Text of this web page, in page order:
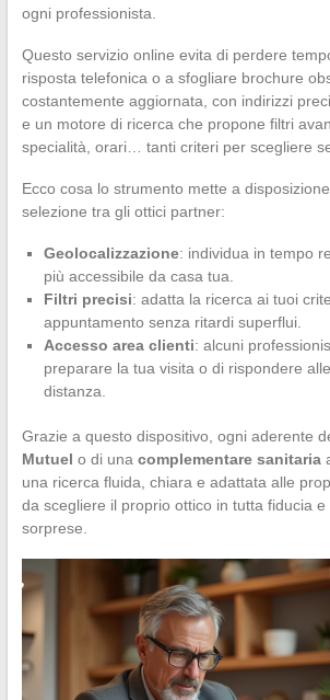
ogni professionista.
Questo servizio online evita di perdere
risposta telefonica o a sfogliare brochure
costantemente aggiornata, con indirizzi
e un motore di ricerca che propone filtri
specialità, orari… tanti criteri per scegliere
Ecco cosa lo strumento mette a
selezione tra gli ottici partner:
Geolocalizzazione: individua in tempo
più accessibile da casa tua.
Filtri precisi: adatta la ricerca ai tuoi
appuntamento senza ritardi superflui.
Accesso area clienti: alcuni
preparare la tua visita o di rispondere
distanza.
Grazie a questo dispositivo, ogni aderente
Mutuel o di una complementare sanitaria
una ricerca fluida, chiara e adattata alle
da scegliere il proprio ottico in tutta fiducia e
sorprese.